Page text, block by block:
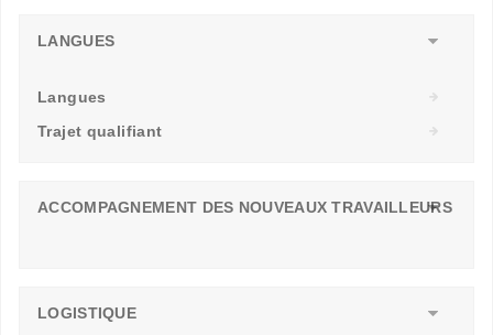
LANGUES
Langues
Trajet qualifiant
ACCOMPAGNEMENT DES NOUVEAUX TRAVAILLEURS
LOGISTIQUE